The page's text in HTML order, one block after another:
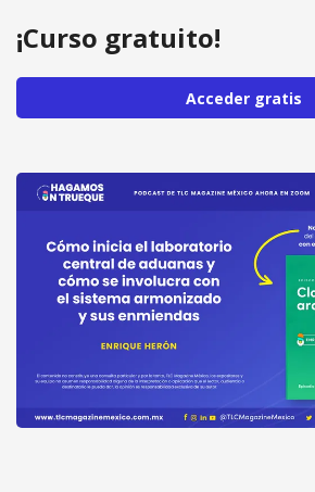
¡Curso gratuito!
Acceder gratis